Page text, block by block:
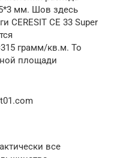
мм. Шов здесь
CERESIT CE 33 Super
грамм/кв.м. То
площади
все